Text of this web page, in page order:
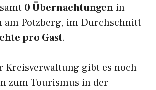
0 Übernachtungen in
am Potzberg, im Durchschnitt
pro Gast.
Kreisverwaltung gibt es noch
zum Tourismus in der